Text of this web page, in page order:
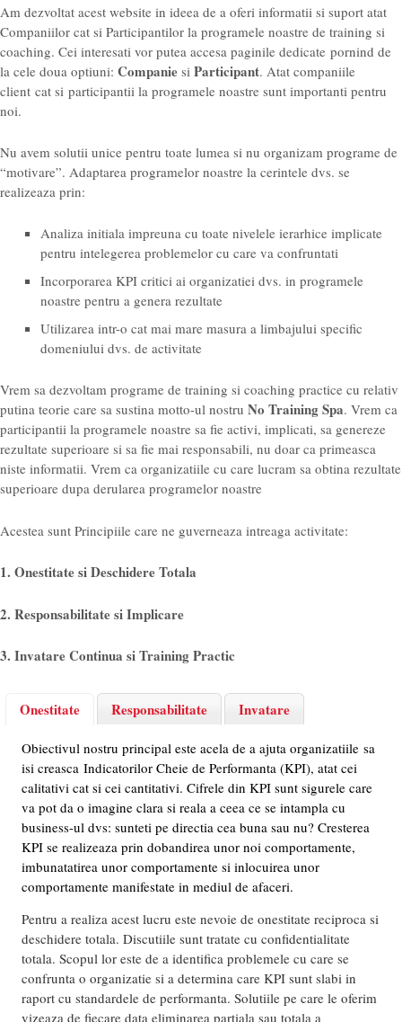
Am dezvoltat acest website in ideea de a oferi informatii si suport atat
Companiilor cat si Participantilor la programele noastre de training si
coaching. Cei interesati vor putea accesa paginile dedicate pornind de
la cele doua optiuni: Companie si Participant. Atat companiile
client cat si participantii la programele noastre sunt importanti pentru
noi.
Nu avem solutii unice pentru toate lumea si nu organizam programe de
“motivare”. Adaptarea programelor noastre la cerintele dvs. se
realizeaza prin:
Analiza initiala impreuna cu toate nivelele ierarhice implicate
pentru intelegerea problemelor cu care va confruntati
Incorporarea KPI critici ai organizatiei dvs. in programele
noastre pentru a genera rezultate
Utilizarea intr-o cat mai mare masura a limbajului specific
domeniului dvs. de activitate
Vrem sa dezvoltam programe de training si coaching practice cu relativ
putina teorie care sa sustina motto-ul nostru No Training Spa. Vrem ca
participantii la programele noastre sa fie activi, implicati, sa genereze
rezultate superioare si sa fie mai responsabili, nu doar ca primeasca
niste informatii. Vrem ca organizatiile cu care lucram sa obtina rezultate
superioare dupa derularea programelor noastre
Acestea sunt Principiile care ne guverneaza intreaga activitate:
1. Onestitate si Deschidere Totala
2. Responsabilitate si Implicare
3. Invatare Continua si Training Practic
Onestitate Responsabilitate Invatare
Obiectivul nostru principal este acela de a ajuta organizatiile sa
isi creasca Indicatorilor Cheie de Performanta (KPI), atat cei
calitativi cat si cei cantitativi. Cifrele din KPI sunt sigurele care
va pot da o imagine clara si reala a ceea ce se intampla cu
business-ul dvs: sunteti pe directia cea buna sau nu? Cresterea
KPI se realizeaza prin dobandirea unor noi comportamente,
imbunatatirea unor comportamente si inlocuirea unor
comportamente manifestate in mediul de afaceri.
Pentru a realiza acest lucru este nevoie de onestitate reciproca si
deschidere totala. Discutiile sunt tratate cu confidentialitate
totala. Scopul lor este de a identifica problemele cu care se
confrunta o organizatie si a determina care KPI sunt slabi in
raport cu standardele de performanta. Solutiile pe care le oferim
vizeaza de fiecare data eliminarea partiala sau totala a